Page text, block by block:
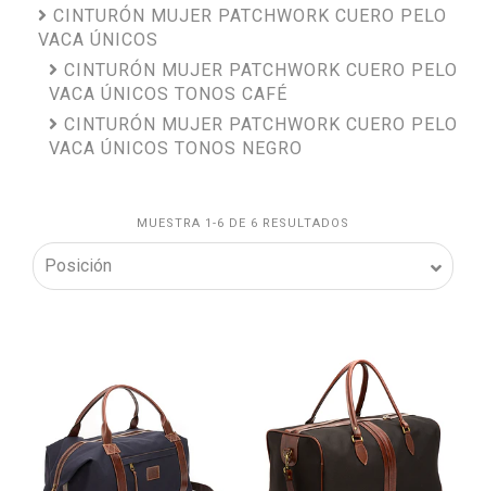
CINTURÓN MUJER PATCHWORK CUERO PELO
VACA ÚNICOS
CINTURÓN MUJER PATCHWORK CUERO PELO
VACA ÚNICOS TONOS CAFÉ
CINTURÓN MUJER PATCHWORK CUERO PELO
VACA ÚNICOS TONOS NEGRO
MUESTRA 1-6 DE 6 RESULTADOS